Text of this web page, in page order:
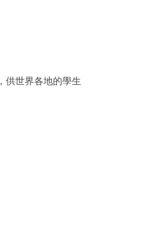
，供世界各地的學生